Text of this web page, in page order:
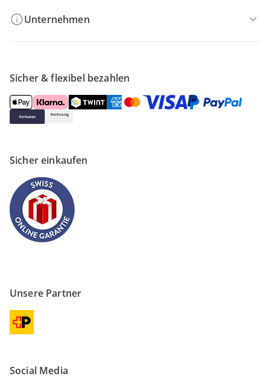
Unternehmen
Sicher & flexibel bezahlen
Sicher einkaufen
Unsere Partner
Social Media